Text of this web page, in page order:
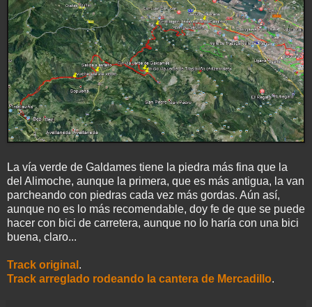
La vía verde de Galdames tiene la piedra más fina que la
del Alimoche, aunque la primera, que es más antigua, la van
parcheando con piedras cada vez más gordas. Aún así,
aunque no es lo más recomendable, doy fe de que se puede
hacer con bici de carretera, aunque no lo haría con una bici
buena, claro...
Track original .
Track arreglado rodeando la cantera de Mercadillo.